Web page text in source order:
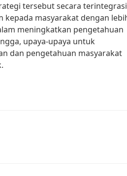
tersebut secara
kepada masyarakat dengan
meningkatkan pengetahuan
upaya-upaya untuk
dan pengetahuan masyarakat